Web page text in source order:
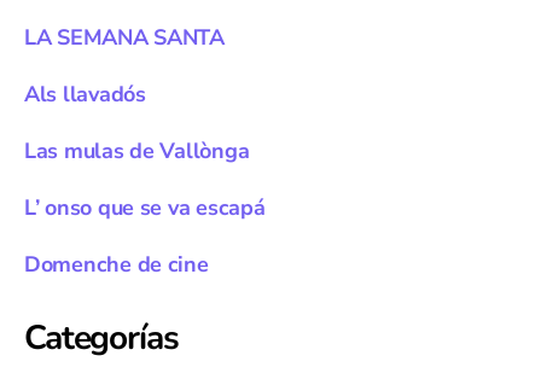
LA SEMANA SANTA
Als llavadós
Las mulas de Vallònga
L’ onso que se va escapá
Domenche de cine
Categorías